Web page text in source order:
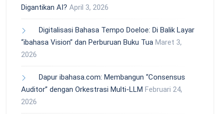
Digantikan AI? April 3, 2026
Digitalisasi Bahasa Tempo Doeloe: Di Balik Layar
“ibahasa Vision” dan Perburuan Buku Tua Maret 3,
2026
Dapur ibahasa.com: Membangun “Consensus
Auditor” dengan Orkestrasi Multi-LLM Februari 24,
2026